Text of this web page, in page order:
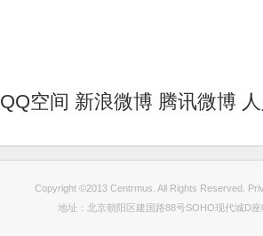
QQ空间 新浪微博 腾讯微博
Copyright ©2013 Centrmus. All Rights Reserved.
地址：北京朝阳区建国路88号SOHO现代城D